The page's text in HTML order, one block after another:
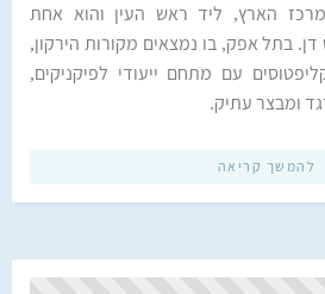
הארץ, ליד ראש העין והוא אחת
בתל אפק, בו נמצאים מקורות הירקון,
עם מתחם ייעודי לפיקניקים,
ומבצר עתיק.
להמשך קריאה